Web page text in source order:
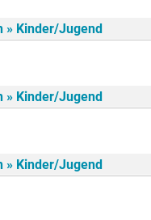
» Kinder/Jugend
» Kinder/Jugend
» Kinder/Jugend